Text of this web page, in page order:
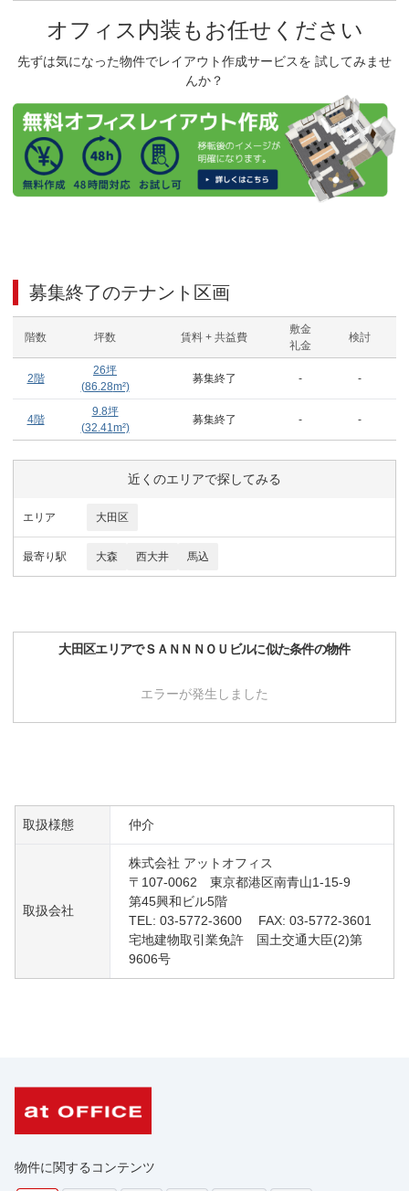
オフィス内装もお任せください
先ずは気になった物件でレイアウト作成サービスを 試してみませ
んか？
募集終了のテナント区画
階数 坪数 賃料 + 共益費
敷金
礼金
検討
2階
26坪
(86.28m²)
募集終了 - -
4階
9.8坪
(32.41m²)
募集終了 - -
近くのエリアで探してみる
エリア 大田区
最寄り駅 大森 西大井 馬込
大田区エリアでＳＡＮＮＮＯＵビルに似た条件の物件
エラーが発生しました
取扱様態 仲介
取扱会社
株式会社 アットオフィス
〒107-0062 東京都港区南青山1-15-9
第45興和ビル5階
TEL: 03-5772-3600 FAX: 03-5772-3601
宅地建物取引業免許 国土交通大臣(2)第
9606号
物件に関するコンテンツ